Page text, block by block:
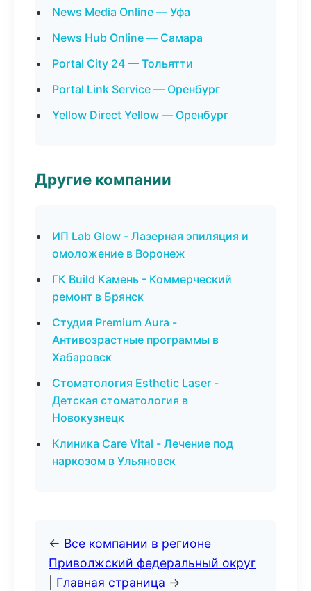
News Media Online — Уфа
News Hub Online — Самара
Portal City 24 — Тольятти
Portal Link Service — Оренбург
Yellow Direct Yellow — Оренбург
Другие компании
ИП Lab Glow - Лазерная эпиляция и
омоложение в Воронеж
ГК Build Камень - Коммерческий
ремонт в Брянск
Студия Premium Aura -
Антивозрастные программы в
Хабаровск
Стоматология Esthetic Laser -
Детская стоматология в
Новокузнецк
Клиника Care Vital - Лечение под
наркозом в Ульяновск
← Все компании в регионе
Приволжский федеральный округ
Главная страница →